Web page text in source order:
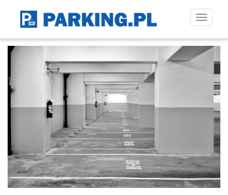
Toggle